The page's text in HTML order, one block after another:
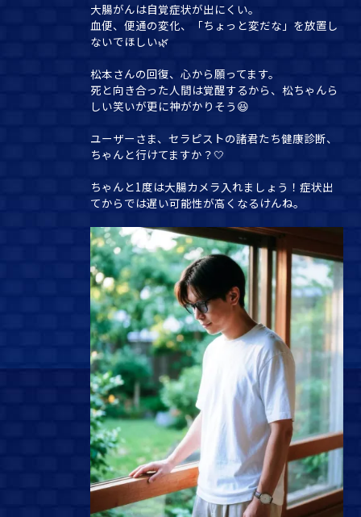
大腸がんは自覚症状が出にくい。
血便、便通の変化、「ちょっと変だな」を放置し
ないでほしい🌿
松本さんの回復、心から願ってます。
死と向き合った人間は覚醒するから、松ちゃんら
しい笑いが更に神がかりそう😆
ユーザーさま、セラピストの諸君たち健康診断、
ちゃんと行けてますか？🤍
ちゃんと1度は大腸カメラ入れましょう！症状出
てからでは遅い可能性が高くなるけんね。